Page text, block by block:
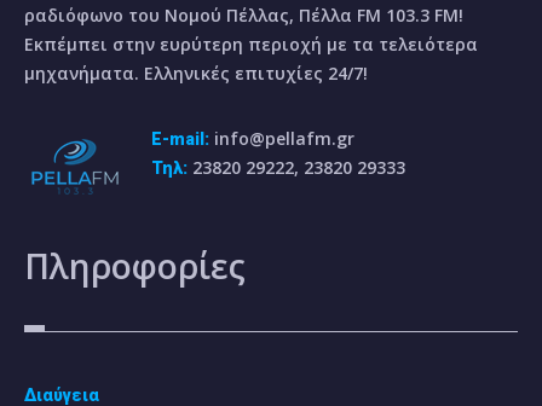
ραδιόφωνο του Νομού Πέλλας, Πέλλα FM 103.3 FM!
Εκπέμπει στην ευρύτερη περιοχή με τα τελειότερα
μηχανήματα. Ελληνικές επιτυχίες 24/7!
E-mail: info@pellafm.gr
Τηλ: 23820 29222, 23820 29333
Πληροφορίες
Διαύγεια